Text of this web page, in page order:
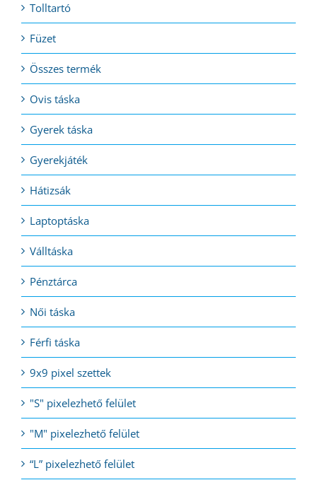
Tolltartó
Füzet
Összes termék
Ovis táska
Gyerek táska
Gyerekjáték
Hátizsák
Laptoptáska
Válltáska
Pénztárca
Női táska
Férfi táska
9x9 pixel szettek
"S" pixelezhető felület
"M" pixelezhető felület
“L” pixelezhető felület